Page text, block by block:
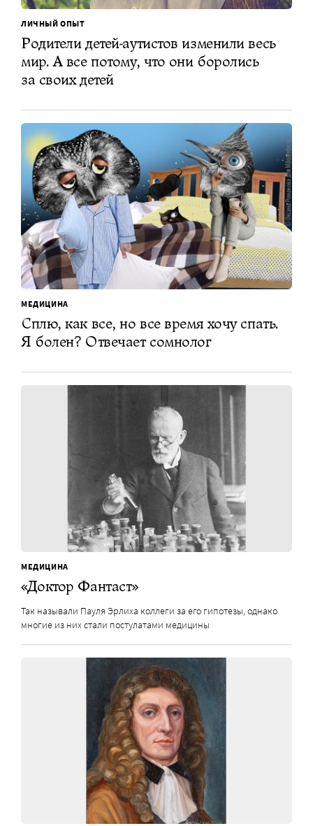
ЛИЧНЫЙ ОПЫТ
Родители детей-аутистов изменили весь
мир. А все потому, что они боролись
за своих детей
МЕДИЦИНА
Сплю, как все, но все время хочу спать.
Я болен? Отвечает сомнолог
МЕДИЦИНА
«Доктор Фантаст»
Так называли Пауля Эрлиха коллеги за его гипотезы, однако
многие из них стали постулатами медицины